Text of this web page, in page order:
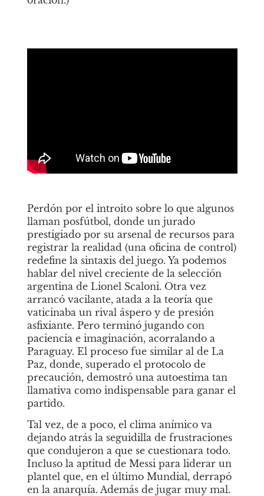
Perdón por el introito sobre lo que algunos
llaman posfútbol, donde un jurado
prestigiado por su arsenal de recursos para
registrar la realidad (una oficina de control)
redefine la sintaxis del juego. Ya podemos
hablar del nivel creciente de la selección
argentina de Lionel Scaloni. Otra vez
arrancó vacilante, atada a la teoría que
vaticinaba un rival áspero y de presión
asfixiante. Pero terminó jugando con
paciencia e imaginación, acorralando a
Paraguay. El proceso fue similar al de La
Paz, donde, superado el protocolo de
precaución, demostró una autoestima tan
llamativa como indispensable para ganar el
partido.
Tal vez, de a poco, el clima anímico va
dejando atrás la seguidilla de frustraciones
que condujeron a que se cuestionara todo.
Incluso la aptitud de Messi para liderar un
plantel que, en el último Mundial, derrapó
en la anarquía. Además de jugar muy mal.